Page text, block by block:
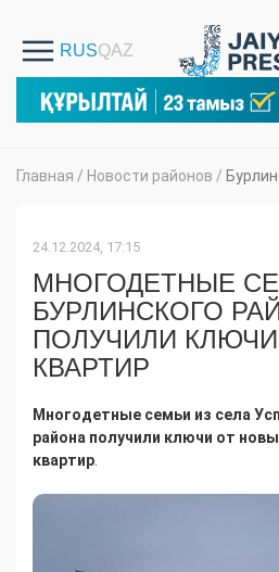
Главная / Новости районов /
24.12.2024, 17:15
МНОГОДЕТНЫЕ
БУРЛИНСКОГО
ПОЛУЧИЛИ
КВАРТИР
Многодетные семьи из села
района получили ключи от
квартир